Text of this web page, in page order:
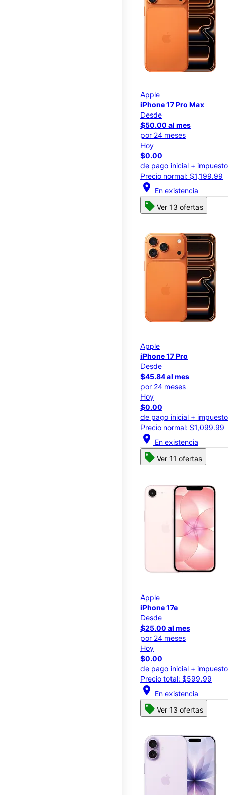
Apple
iPhone 17 Pro Max
Desde
$50.00 al mes
por 24 meses
Hoy
$0.00
de pago inicial +
Precio normal: $1,199.99
location_on En existencia
Ver 13 ofertas
Apple
iPhone 17 Pro
Desde
$45.84 al mes
por 24 meses
Hoy
$0.00
de pago inicial +
Precio normal: $1,099.99
location_on En existencia
Ver 11 ofertas
Apple
iPhone 17e
Desde
$25.00 al mes
por 24 meses
Hoy
$0.00
de pago inicial +
Precio total: $599.99
location_on En existencia
Ver 13 ofertas